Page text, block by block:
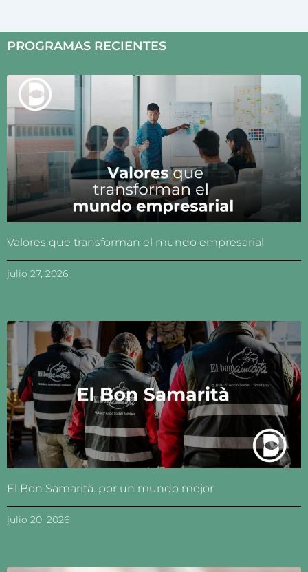
PROGRAMAS RECIENTES
Valores que transforman el mundo empresarial
julio 27, 2026
El Bon Samarità. por un mundo mejor
julio 20, 2026